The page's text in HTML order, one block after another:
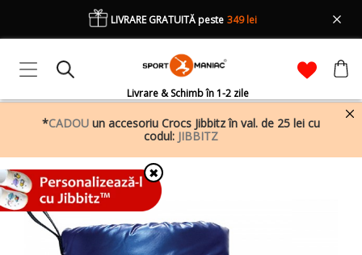
Livrare & Schimb în 1-2 zile
LIVRARE GRATUITĂ peste 349 lei
*CADOU un accesoriu Crocs Jibbitz în val. de 25 lei cu
codul: JIBBITZ
✖